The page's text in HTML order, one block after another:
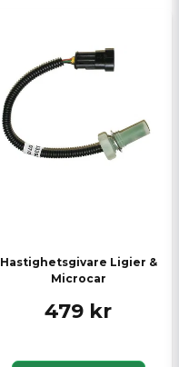
Hastighetsgivare Ligier &
Microcar
479 kr